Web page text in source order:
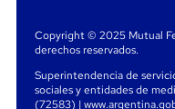
Copyright © 2025 Mutual
derechos reservados.
Superintendencia de
sociales y entidades de
(72583) |